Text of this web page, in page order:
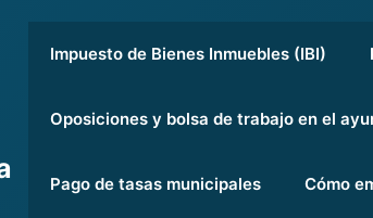
Impuesto de Bienes Inmuebles (IBI)
Oposiciones y bolsa de trabajo en el
Pago de tasas municipales Cómo